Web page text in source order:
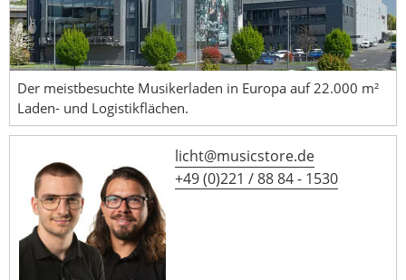
Der meistbesuchte Musikerladen in Europa auf 22.000 m²
Laden- und Logistikflächen.
licht@musicstore.de
+49 (0)221 / 88 84 - 1530